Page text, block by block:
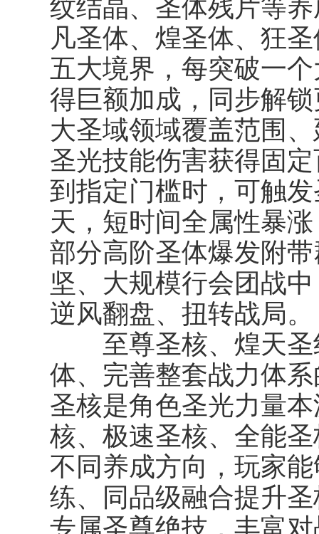
凡圣体、煌圣体、狂
五大境界，每突破一
得巨额加成，同步解
大圣域领域覆盖范围
圣光技能伤害获得固
到指定门槛时，可触发
天，短时间全属性暴
部分高阶圣体爆发附
坚、大规模行会团战
逆风翻盘、扭转战局。
至尊圣核、煌天圣
体、完善整套战力体
圣核是角色圣光力量
核、极速圣核、全能
不同养成方向，玩家
练、同品级融合提升
专属圣尊绝技，丰富